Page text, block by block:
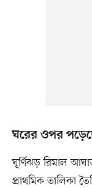
ঘরের ওপর
ঘূর্ণিঝড় রিমাল
প্রাথমিক তালিকা